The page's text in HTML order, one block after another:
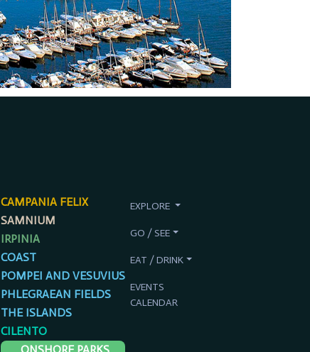
CAMPANIA FELIX
SAMNIUM
IRPINIA
COAST
POMPEI AND VESUVIUS
PHLEGRAEAN FIELDS
THE ISLANDS
CILENTO
EXPLORE
GO / SEE
EAT / DRINK
EVENTS
CALENDAR